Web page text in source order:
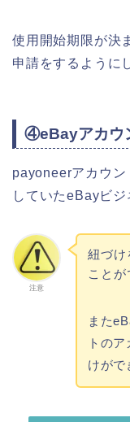
使用開始期限が決
申請をするように
④eBayアカウ
payoneerアカウン
していたeBayビジ
注意
紐づけ
ことが
また
トの
けがで